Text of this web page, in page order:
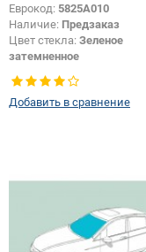
Еврокод: 5825A010
Наличие: Предзаказ
Цвет стекла: Зеленое
затемненное
Тип стекла:Заднее стекло
Изменение размера:Да
Добавить в сравнение